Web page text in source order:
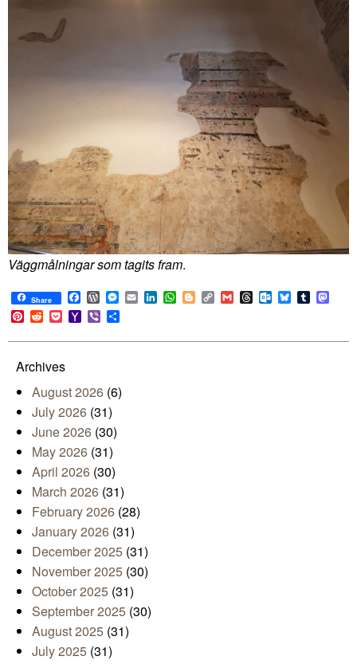
Väggmålningar som tagits fram.
Share Facebook
WordPress
Messenger
EmailLinkedIn
WhatsApp
BloggerCopy
Link
GmailThreadsOutlook.com
BlueskyTumblr
Pinterest
RedditPocketYahoo
Mail
Viber
Archives
August 2026 (6)
July 2026 (31)
June 2026 (30)
May 2026 (31)
April 2026 (30)
March 2026 (31)
February 2026 (28)
January 2026 (31)
December 2025 (31)
November 2025 (30)
October 2025 (31)
September 2025 (30)
August 2025 (31)
July 2025 (31)